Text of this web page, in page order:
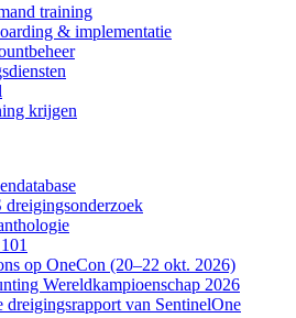
training
& implementatie
krijgen
op OneCon (20–22 okt. 2026)
Wereldkampioenschap 2026
dreigingsrapport van SentinelOne